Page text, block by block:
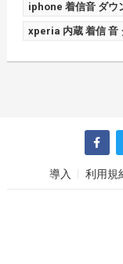
iphone 着信音 ダウ
xperia 内蔵 着信 音
導入 利用規